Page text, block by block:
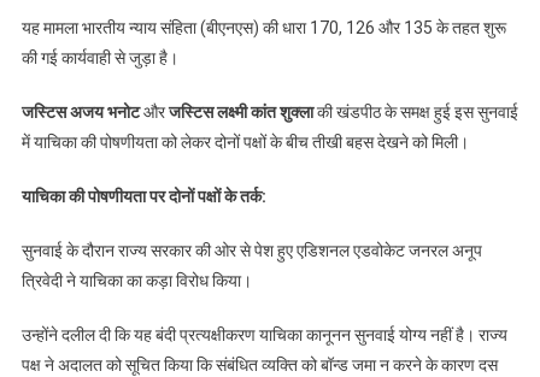
इलाहाबाद
बहस,
कोर्ट
करने
दिया
चार
यह मामला भारतीय न्याय संहिता (बीएनएस) की धारा 170, 126 और 135 के तहत शुरू
की गई कार्यवाही से जुड़ा है।
जस्टिस अजय भनोटऔरजस्टिस लक्ष्मी कांत शुक्लाकी खंडपीठ के समक्ष हुई इस सुनवाई
में याचिका की पोषणीयता को लेकर दोनों पक्षों के बीच तीखी बहस देखने को मिली।
याचिका की पोषणीयता पर दोनों पक्षों के तर्क:
सुनवाई के दौरान राज्य सरकार की ओर से पेश हुए एडिशनल एडवोकेट जनरल अनूप
त्रिवेदी ने याचिका का कड़ा विरोध किया।
उन्होंने दलील दी कि यह बंदी प्रत्यक्षीकरण याचिका कानूनन सुनवाई योग्य नहीं है। राज्य
पक्ष ने अदालत को सूचित किया कि संबंधित व्यक्ति को बॉन्ड जमा न करने के कारण दस